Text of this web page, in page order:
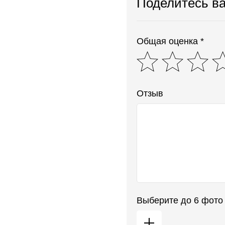
Поделитесь
Общая оценка *
Отзыв
Выберите до 6 фото